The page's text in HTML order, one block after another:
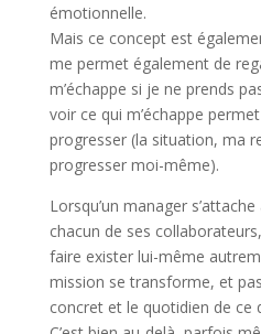
émotionnelle.
Mais ce concept est
me permet également de
m’échappe si je ne prends
voir ce qui m’échappe
progresser (la situation, ma
progresser moi-même).
Lorsqu’un manager
chacun de ses
faire exister lui-même
mission se transforme, et
concret et le quotidien de ce